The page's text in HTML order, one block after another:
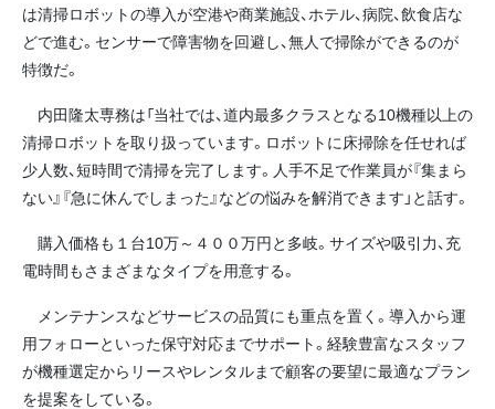
は清掃ロボットの導入が空港や商業施設、ホテル、病院、飲食店な
どで進む。センサーで障害物を回避し、無人で掃除ができるのが
特徴だ。
内田隆太専務は「当社では、道内最多クラスとなる10機種以上の
清掃ロボットを取り扱っています。ロボットに床掃除を任せれば
少人数、短時間で清掃を完了します。人手不足で作業員が『集まら
ない』『急に休んでしまった』などの悩みを解消できます」と話す。
購入価格も１台10万～４００万円と多岐。サイズや吸引力、充
電時間もさまざまなタイプを用意する。
メンテナンスなどサービスの品質にも重点を置く。導入から運
用フォローといった保守対応までサポート。経験豊富なスタッフ
が機種選定からリースやレンタルまで顧客の要望に最適なプラン
を提案をしている。